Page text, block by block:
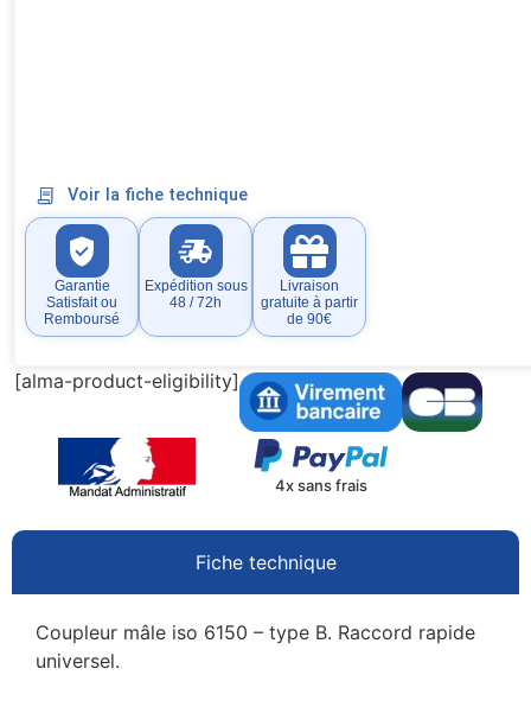
Voir la fiche technique
Garantie
Satisfait ou
Remboursé
Expédition sous
48 / 72h
Livraison
gratuite à partir
de 90€
[alma-product-eligibility]
4x sans frais
Fiche technique
Coupleur mâle iso 6150 – type B. Raccord rapide
universel.